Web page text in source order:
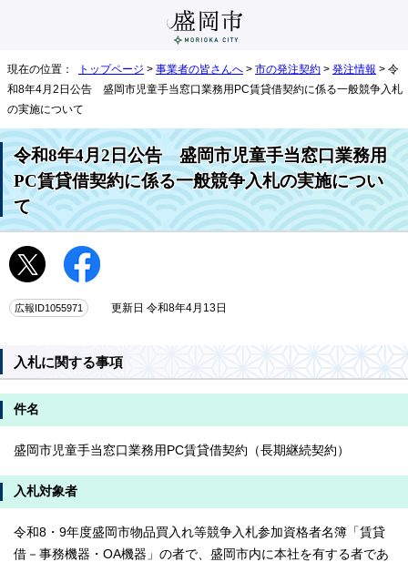
現在の位置： トップページ > 事業者の皆さんへ > 市の発注契約 > 発注情報 > 令
和8年4月2日公告 盛岡市児童手当窓口業務用PC賃貸借契約に係る一般競争入札
の実施について
令和8年4月2日公告 盛岡市児童手当窓口業務用
PC賃貸借契約に係る一般競争入札の実施につい
て
広報ID1055971 更新日 令和8年4月13日
入札に関する事項
件名
盛岡市児童手当窓口業務用PC賃貸借契約（長期継続契約）
入札対象者
令和8・9年度盛岡市物品買入れ等競争入札参加資格者名簿「賃貸
借－事務機器・OA機器」の者で、盛岡市内に本社を有する者であ